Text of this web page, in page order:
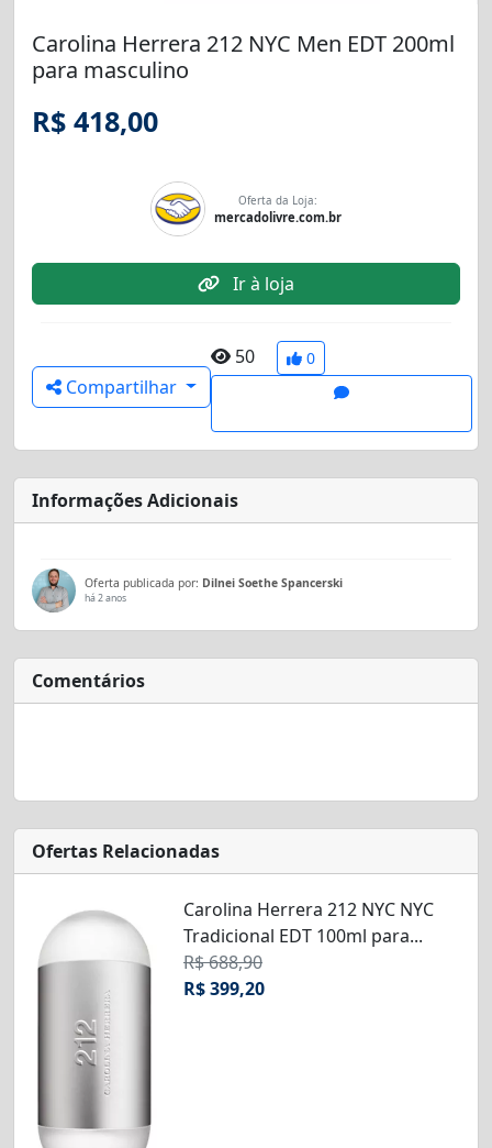
Carolina Herrera 212 NYC Men EDT 200ml
para masculino
R$ 418,00
Oferta da Loja:
mercadolivre.com.br
Ir à loja
Compartilhar
50 0
Informações Adicionais
Oferta publicada por: Dilnei Soethe Spancerski
há 2 anos
Comentários
Ofertas Relacionadas
Carolina Herrera 212 NYC NYC
Tradicional EDT 100ml para...
R$ 688,90
R$ 399,20